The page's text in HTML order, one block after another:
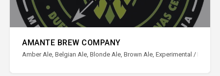
AMANTE BREW COMPANY
Amber Ale, Belgian Ale, Blonde Ale, Brown Ale, Experimental /